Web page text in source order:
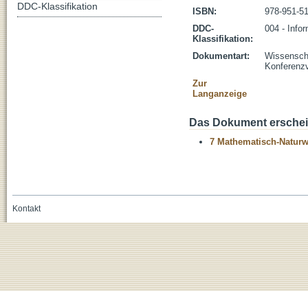
ISBN:
978-951-
DDC-
Klassifikation:
004 -
Dokumentart:
Zur
Langanzeige
Das Dokument
7 Mathematisch-
DDC-Klassifikation
Kontakt